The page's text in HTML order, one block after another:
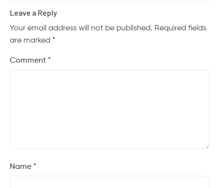
Leave a Reply
Your email address will not be published. Required fields
are marked *
Comment *
Name *